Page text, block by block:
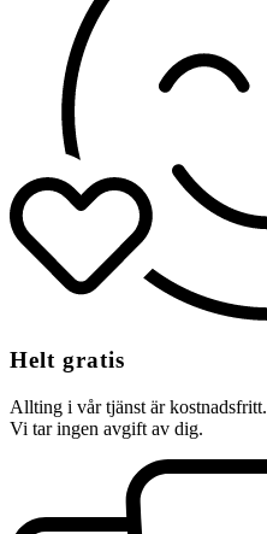
Helt gratis
Allting i vår tjänst är kostnadsfritt.
Vi tar ingen avgift av dig.